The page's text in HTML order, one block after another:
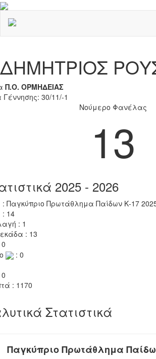
ΔΗΜΗΤΡΙΟΣ
Π.Ο. ΟΡΜΗΔΕΙΑΣ
30/11/-1
Νούμερο Φανέλας
13
2025 - 2026
: Παγκύπριο Πρωτάθλημα Παίδων Κ-17
: 14
: 1
: 13
: 0
: 1170
Στατιστικά
Παγκύπριο Πρωτάθλημα